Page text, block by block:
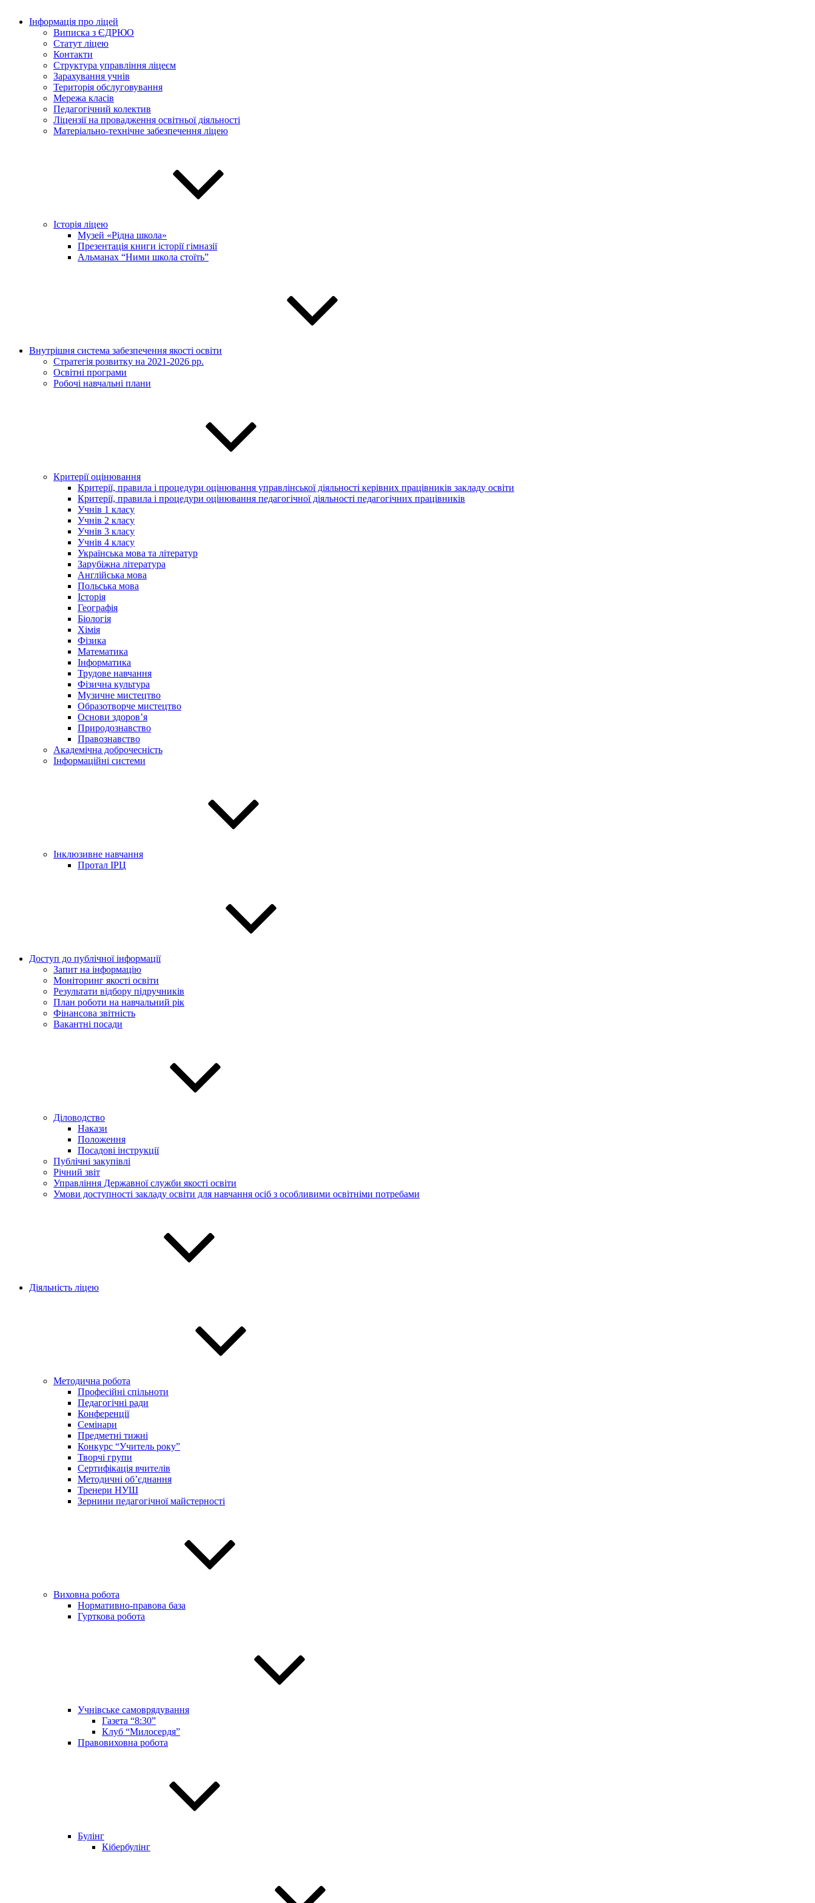
Інформація про ліцей
Виписка з ЄДРЮО
Статут ліцею
Контакти
Структура управління ліцеєм
Зарахування учнів
Територія обслуговування
Мережа класів
Педагогічний колектив
Ліцензії на провадження освітньої діяльності
Матеріально-технічне забезпечення ліцею
Історія ліцею
Музей «Рідна школа»
Презентація книги історії гімназії
Альманах “Ними школа стоїть”
Внутрішня система забезпечення якості освіти
Стратегія розвитку на 2021-2026 рр.
Освітні програми
Робочі навчальні плани
Критерії оцінювання
Критерії, правила і процедури оцінювання управлінської діяльності керівних працівників закладу освіти
Критерії, правила і процедури оцінювання педагогічної діяльності педагогічних працівників
Учнів 1 класу
Учнів 2 класу
Учнів 3 класу
Учнів 4 класу
Українська мова та літератур
Зарубіжна література
Англійська мова
Польська мова
Історія
Географія
Біологія
Хімія
Фізика
Математика
Інформатика
Трудове навчання
Фізична культура
Музичне мистецтво
Образотворче мистецтво
Основи здоров’я
Природознавство
Правознавство
Академічна доброчесність
Інформаційні системи
Інклюзивне навчання
Протал ІРЦ
Доступ до публічної інформації
Запит на інформацію
Моніторинг якості освіти
Результати відбору підручників
План роботи на навчальний рік
Фінансова звітність
Вакантні посади
Діловодство
Накази
Положення
Посадові інструкції
Публічні закупівлі
Річний звіт
Управління Державної служби якості освіти
Умови доступності закладу освіти для навчання осіб з особливими освітніми потребами
Діяльність ліцею
Методична робота
Професійні спільноти
Педагогічні ради
Конференції
Семінари
Предметні тижні
Конкурс “Учитель року”
Творчі групи
Сертифікація вчителів
Методичні об’єднання
Тренери НУШ
Зернини педагогічної майстерності
Виховна робота
Нормативно-правова база
Гурткова робота
Учнівське самоврядування
Газета “8:30”
Клуб “Милосердя”
Правовиховна робота
Булінг
Кібербулінг